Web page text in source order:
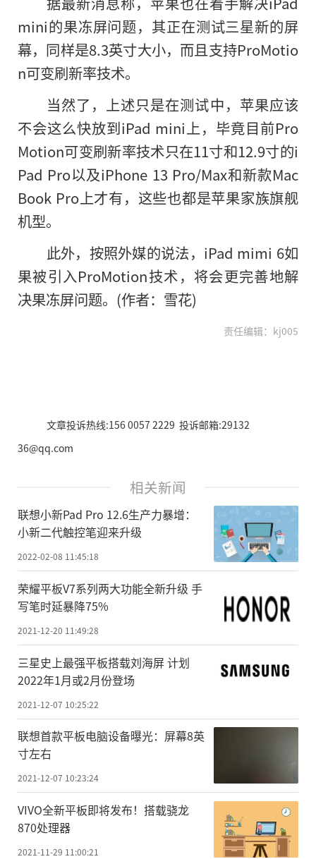
mini的果冻屏问题，其正在测试三星新的屏
幕，同样是8.3英寸大小，而且支持ProMotio
n可变刷新率技术。
当然了，上述只是在测试中，苹果应该
不会这么快放到iPad mini上，毕竟目前Pro
Motion可变刷新率技术只在11寸和12.9寸的i
Pad Pro以及iPhone 13 Pro/Max和新款Mac
Book Pro上才有，这些也都是苹果家族旗舰
机型。
此外，按照外媒的说法，iPad mimi 6如
果被引入ProMotion技术，将会更完善地解
决果冻屏问题。(作者：雪花)
责任编辑：kj005
文章投诉热线:156 0057 2229 投诉邮箱:29132
36@qq.com
相关新闻
联想小新Pad Pro 12.6生产力暴增：
小新二代触控笔迎来升级
2022-02-08 11:45:18
荣耀平板V7系列两大功能全新升级 手
写笔时延暴降75%
2021-12-20 11:49:28
三星史上最强平板搭载刘海屏 计划
2022年1月或2月份登场
2021-12-07 10:25:22
联想首款平板电脑设备曝光：屏幕8英
寸左右
2021-12-07 10:23:24
VIVO全新平板即将发布！搭载骁龙
870处理器
2021-11-29 11:00:21